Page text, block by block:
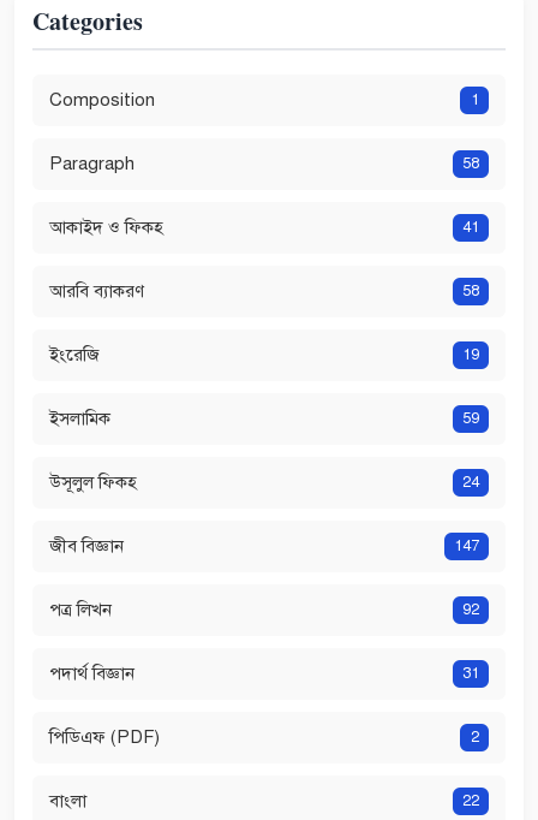
Categories
Composition 1
Paragraph 58
আকাইদ ও ফিকহ 41
আরবি ব্যাকরণ 58
ইংরেজি 19
ইসলামিক 59
উসূলুল ফিকহ 24
জীব বিজ্ঞান 147
পত্র লিখন 92
পদার্থ বিজ্ঞান 31
পিডিএফ (PDF) 2
বাংলা 22